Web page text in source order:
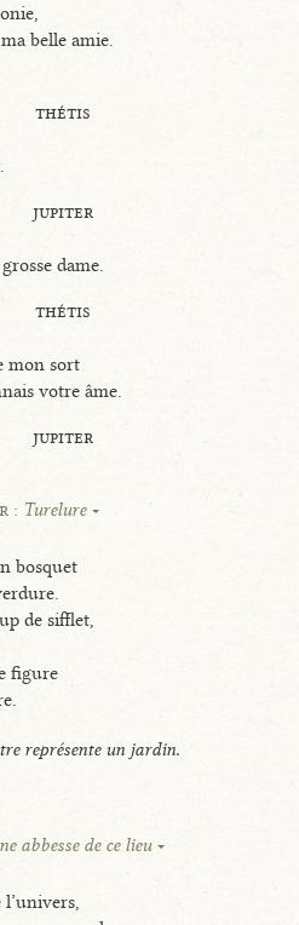
belle amie.
thétis
jupiter
dame.
thétis
mon sort
votre âme.
jupiter
: Turelure
bosquet
de sifflet,
figure
représente un jardin.
abbesse de ce lieu